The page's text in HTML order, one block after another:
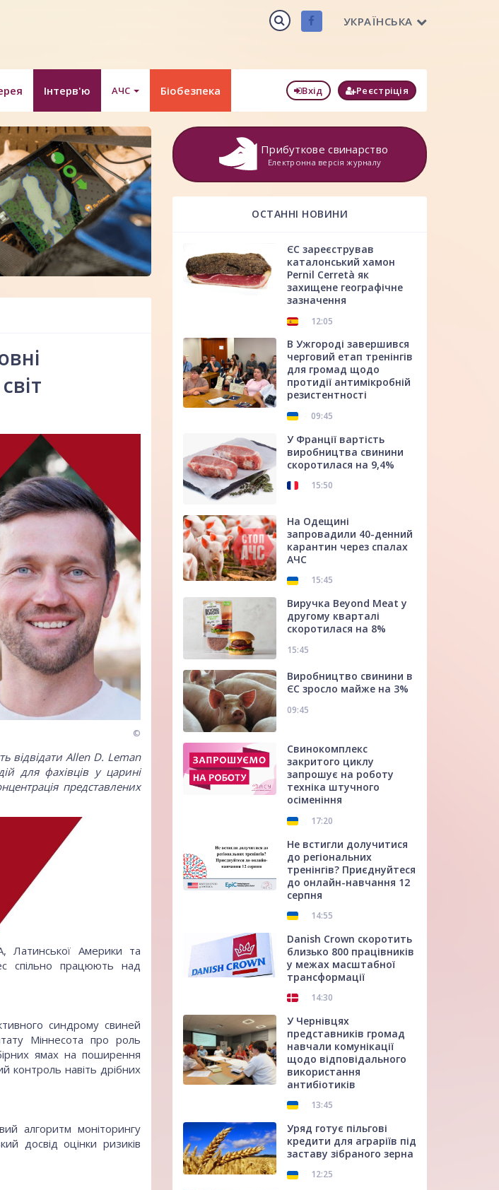
УКРАЇНСЬКА
Інтерв'ю АЧС Біобезпека Вхід Реєстріція
©
відвідати Allen D. Leman
для фахівців у царині
представлених
Латинської Америки та
спільно працюють над
синдрому свиней
Міннесота про роль
ямах на поширення
контроль навіть дрібних
алгоритм моніторингу
досвід оцінки ризиків
Прибуткове свинарство
Електронна версія журналу
ОСТАННІ НОВИНИ
ЄС зареєстрував
каталонський хамон
Pernil Cerretà як
захищене географічне
зазначення
12:05
В Ужгороді завершився
черговий етап тренінгів
для громад щодо
протидії антимікробній
резистентності
09:45
У Франції вартість
виробництва свинини
скоротилася на 9,4%
15:50
На Одещині
запровадили 40-денний
карантин через спалах
АЧС
15:45
Виручка Beyond Meat у
другому кварталі
скоротилася на 8%
15:45
Виробництво свинини в
ЄС зросло майже на 3%
09:45
Свинокомплекс
закритого циклу
запрошує на роботу
техніка штучного
осіменіння
17:20
Не встигли долучитися
до регіональних
тренінгів? Приєднуйтеся
до онлайн-навчання 12
серпня
14:55
Danish Crown скоротить
близько 800 працівників
у межах масштабної
трансформації
14:30
У Чернівцях
представників громад
навчали комунікації
щодо відповідального
використання
антибіотиків
13:45
Уряд готує пільгові
кредити для аграріїв під
заставу зібраного зерна
12:25